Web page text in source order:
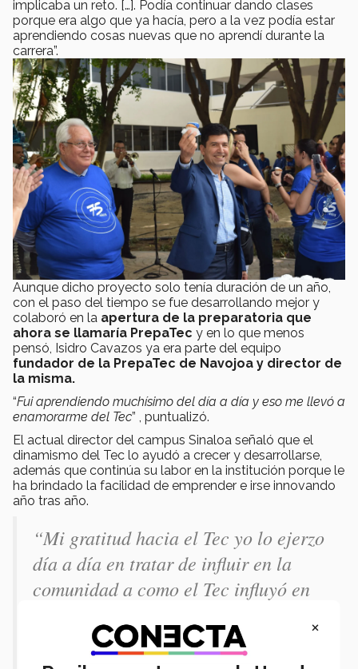
implicaba un reto. […]. Podía continuar dando clases
porque era algo que ya hacía, pero a la vez podía estar
aprendiendo cosas nuevas que no aprendí durante la
carrera”.
Aunque dicho proyecto solo tenía duración de un año,
con el paso del tiempo se fue desarrollando mejor y
colaboró en la apertura de la preparatoria que
ahora se llamaría PrepaTec y en lo que menos
pensó, Isidro Cavazos ya era parte del equipo
fundador de la PrepaTec de Navojoa y director de
la misma.
“Fui aprendiendo muchísimo del día a día y eso me llevó a
enamorarme del Tec” , puntualizó.
El actual director del campus Sinaloa señaló que el
dinamismo del Tec lo ayudó a crecer y desarrollarse,
además que continúa su labor en la institución porque le
ha brindado la facilidad de emprender e irse innovando
año tras año.
“Mi gratitud hacia el Tec yo lo ejerzo
día a día en tratar de influir en la
comunidad a como el Tec influyó en
propiciando el cómo poder generar
×